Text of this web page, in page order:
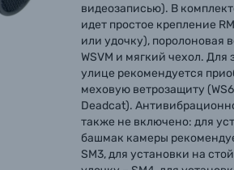
видеозаписью). В
идет простое крепление
или удочку), поролоновая
WSVM и мягкий чехол. Для
улице рекомендуется
меховую ветрозащиту
Deadcat).
также не включено: для
башмак камеры
SM3, для установки на